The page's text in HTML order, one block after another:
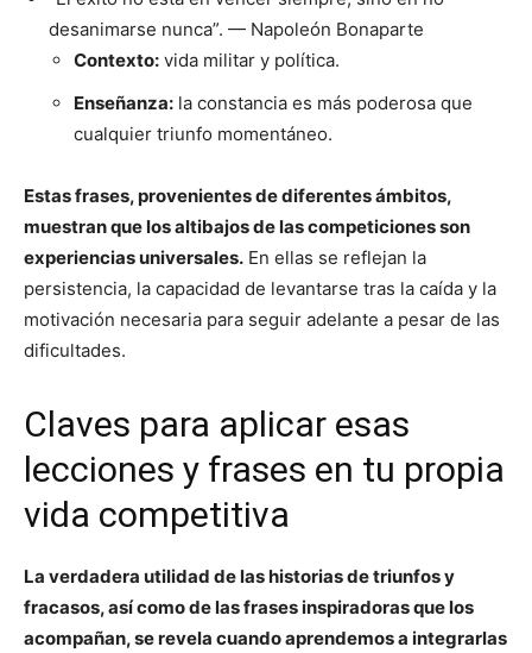
desanimarse nunca”. — Napoleón Bonaparte
Contexto: vida militar y política.
Enseñanza: la constancia es más poderosa que
cualquier triunfo momentáneo.
Estas frases, provenientes de diferentes ámbitos,
muestran que los altibajos de las competiciones son
experiencias universales. En ellas se reflejan la
persistencia, la capacidad de levantarse tras la caída y la
motivación necesaria para seguir adelante a pesar de las
dificultades.
Claves para aplicar esas
lecciones y frases en tu propia
vida competitiva
La verdadera utilidad de las historias de triunfos y
fracasos, así como de las frases inspiradoras que los
acompañan, se revela cuando aprendemos a integrarlas